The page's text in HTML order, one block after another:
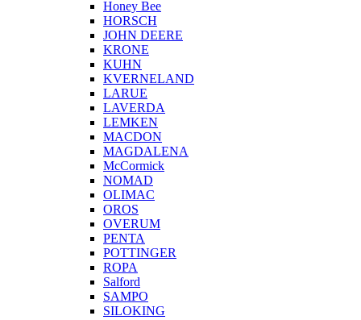
Honey Bee
HORSCH
JOHN DEERE
KRONE
KUHN
KVERNELAND
LARUE
LAVERDA
LEMKEN
MACDON
MAGDALENA
McCormick
NOMAD
OLIMAC
OROS
OVERUM
PENTA
POTTINGER
ROPA
Salford
SAMPO
SILOKING